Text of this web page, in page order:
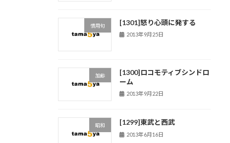
慣用句 [1301]怒り心頭に発する
2013年9月25日
加齢
[1300]ロコモティブシンドロ
ーム
2013年9月22日
昭和 [1299]東武と西武
2013年6月16日